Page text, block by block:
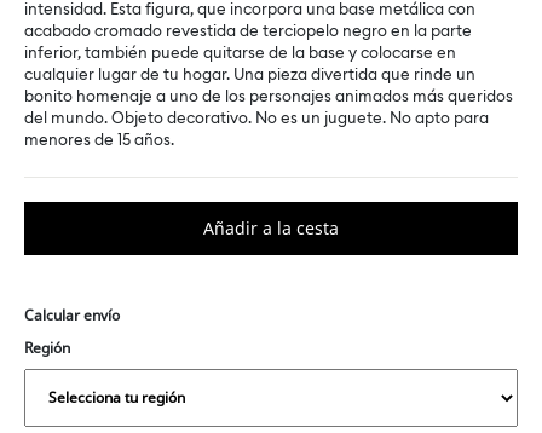
intensidad. Esta figura, que incorpora una base metálica con
acabado cromado revestida de terciopelo negro en la parte
inferior, también puede quitarse de la base y colocarse en
cualquier lugar de tu hogar. Una pieza divertida que rinde un
bonito homenaje a uno de los personajes animados más queridos
del mundo. Objeto decorativo. No es un juguete. No apto para
menores de 15 años.
Calcular envío
Región